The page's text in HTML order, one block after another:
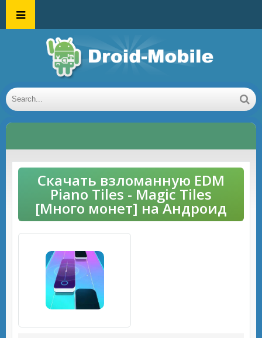
Скачать взломанную EDM
Piano Tiles - Magic Tiles
[Много монет] на Андроид